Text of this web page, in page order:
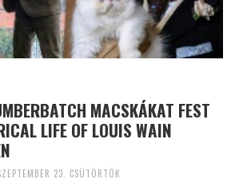
MACSKÁKAT FEST
LIFE OF LOUIS WAIN
23. CSÜTÖRTÖK